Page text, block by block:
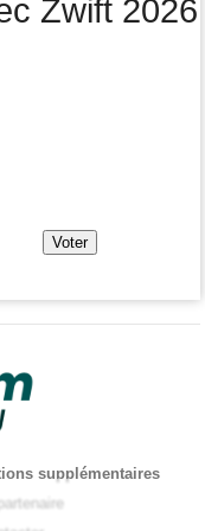
Zwift 2026
supplémentaires